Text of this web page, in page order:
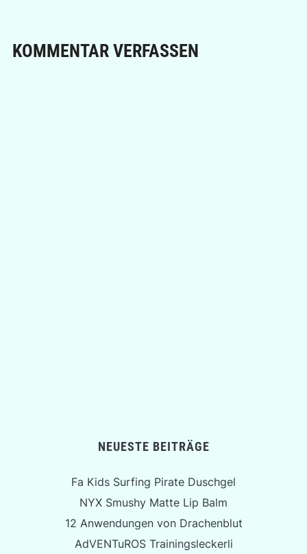
KOMMENTAR VERFASSEN
NEUESTE BEITRÄGE
Fa Kids Surfing Pirate Duschgel
NYX Smushy Matte Lip Balm
12 Anwendungen von Drachenblut
AdVENTuROS Trainingsleckerli